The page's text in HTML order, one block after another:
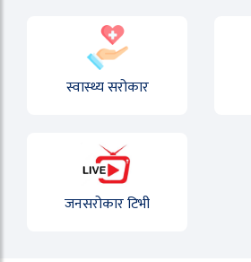
स्वास्थ्य सरोकार
जनसरोकार टिभी